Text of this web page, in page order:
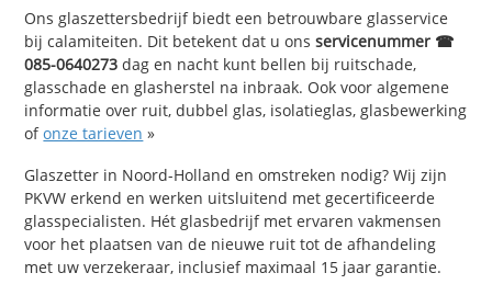
Ons glaszettersbedrijf biedt een betrouwbare glasservice
bij calamiteiten. Dit betekent dat u onsservicenummer ☎
085-0640273 dag en nacht kunt bellen bij ruitschade,
glasschade en glasherstel na inbraak. Ook voor algemene
informatie over ruit, dubbel glas, isolatieglas, glasbewerking
ofonze tarieven »
Glaszetter in Noord-Holland en omstreken nodig? Wij zijn
PKVW erkend en werken uitsluitend met gecertificeerde
glasspecialisten. Hét glasbedrijf met ervaren vakmensen
voor het plaatsen van de nieuwe ruit tot de afhandeling
met uw verzekeraar, inclusief maximaal 15 jaar garantie.